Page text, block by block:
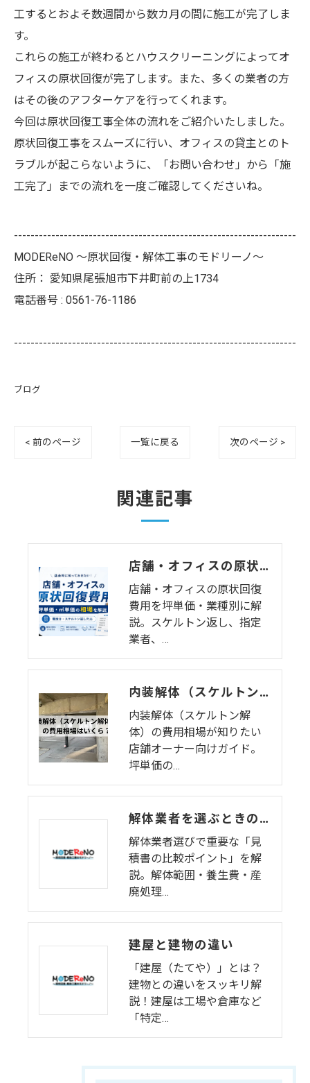
工するとおよそ数週間から数カ月の間に施工が完了しま
す。
これらの施工が終わるとハウスクリーニングによってオ
フィスの原状回復が完了します。また、多くの業者の方
はその後のアフターケアを行ってくれます。
今回は原状回復工事全体の流れをご紹介いたしました。
原状回復工事をスムーズに行い、オフィスの貸主とのト
ラブルが起こらないように、「お問い合わせ」から「施
工完了」までの流れを一度ご確認してくださいね。
--------------------------------------------------------------------
MODEReNO ～原状回復・解体工事のモドリーノ～
住所： 愛知県尾張旭市下井町前の上1734
電話番号 : 0561-76-1186
--------------------------------------------------------------------
ブログ
< 前のページ 一覧に戻る 次のページ >
関連記事
店舗・オフィスの原状回復費用の相場はいくら？坪単価・業種別の内訳と費用を抑えるコツを徹底解説【2026年版】
店舗・オフィスの原状回復
費用を坪単価・業種別に解
説。スケルトン返し、指定
業者、…
内装解体（スケルトン解体）の費用相場はいくら？【店舗・オフィス退去・原状回復の完全ガイド】
内装解体（スケルトン解
体）の費用相場が知りたい
店舗オーナー向けガイド。
坪単価の…
解体業者を選ぶときの注意点｜見積書の比較で確認すべき項目
解体業者選びで重要な「見
積書の比較ポイント」を解
説。解体範囲・養生費・産
廃処理…
建屋と建物の違い
「建屋（たてや）」とは？
建物との違いをスッキリ解
説！建屋は工場や倉庫など
「特定…